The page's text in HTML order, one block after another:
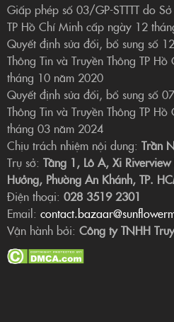
Giấp phép số 03/GP-STTTT do
TP Hồ Chí Minh cấp ngày 12
Quyết định sửa đổi, bổ sung số
Thông Tin và Truyền Thông TP
tháng 10 năm 2020
Quyết định sửa đổi, bổ sung số
Thông Tin và Truyền Thông TP
tháng 03 năm 2024
Chịu trách nhiệm nội dung: Trần
Trụ sở: Tầng 1, Lô A, Xi
Hưởng, Phường An Khánh, TP.
Điện thoại: 028 3519 2301
Email:
Vận hành bởi: Công ty TNHH